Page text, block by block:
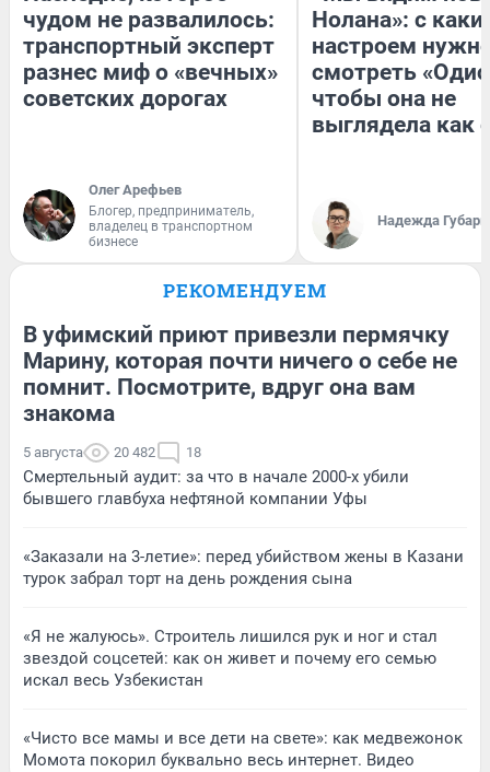
чудом не развалилось:
транспортный эксперт
разнес миф о «вечных»
советских дорогах
Олег Арефьев
Блогер, предприниматель,
владелец в транспортном
бизнесе
Нолана»: с
настроем
смотреть
чтобы она не
выглядела как
Надежда Губарь
РЕКОМЕНДУЕМ
В уфимский приют привезли пермячку
Марину, которая почти ничего о себе не
помнит. Посмотрите, вдруг она вам
знакома
5 августа 20 482 18
Смертельный аудит: за что в начале 2000-х убили
бывшего главбуха нефтяной компании Уфы
«Заказали на 3-летие»: перед убийством жены в Казани
турок забрал торт на день рождения сына
«Я не жалуюсь». Строитель лишился рук и ног и стал
звездой соцсетей: как он живет и почему его семью
искал весь Узбекистан
«Чисто все мамы и все дети на свете»: как медвежонок
Момота покорил буквально весь интернет. Видео